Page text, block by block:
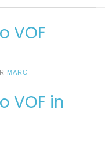
VOF
MARC
VOF in